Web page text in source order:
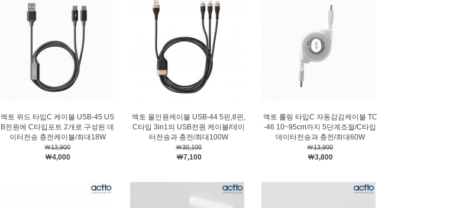
엑토 위드 타입C 케이블 USB-45 US
B전원에 C타입포트 2개로 구성된 데
이터전송 충전케이블/최대18W
￦13,900
￦4,000
엑토 올인원케이블 USB-44 5핀,8핀,
C타입 3in1의 USB전원 케이블/데이
터전송과 충전/최대100W
￦30,100
￦7,100
엑토 롤링 타입C 자동감김케이블 TC
-46 10~95cm까지 5단계조절/C타입
데이터전송과 충전/최대60W
￦13,900
￦3,800